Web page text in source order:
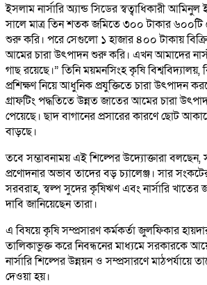
ইসলাম নার্সারি অ্যান্ড সিডের স্বত্বাধিকারী
সালে মাত্র তিন শতক জমিতে ৩০০ টাকার ৬০০টি
শুরু করি। পরে সেগুলো ১ হাজার ৪০০ টাকায়
আমের চারা উৎপাদন শুরু করি। এখন আমাদের
গাছ রয়েছে।” তিনি ময়মনসিংহ কৃষি
প্রশিক্ষণ নিয়ে আধুনিক প্রযুক্তিতে চারা উৎপাদন
গ্রাফটিং পদ্ধতিতে উন্নত জাতের আমের চারা
পেয়েছে। ছাদ বাগানের প্রসারের কারণে ছোট
বাড়ছে।
তবে সম্ভাবনাময় এই শিল্পের উদ্যোক্তারা বলছেন,
প্রণোদনার অভাব তাদের বড় চ্যালেঞ্জ। সার
সরবরাহ, স্বল্প সুদের কৃষিঋণ এবং নার্সারি খাতের
দাবি জানিয়েছেন তারা।
এ বিষয়ে কৃষি সম্প্রসারণ কর্মকর্তা জুলফিকার
তালিকাভুক্ত করে নিবন্ধনের মাধ্যমে সরকারকে
নার্সারি শিল্পের উন্নয়ন ও সম্প্রসারণে মাঠপর্যায়ে
দেওয়া হয়।